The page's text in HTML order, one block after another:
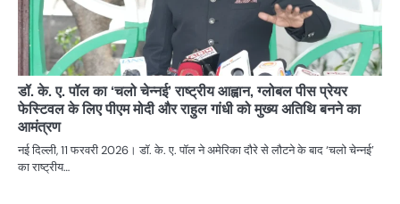
डॉ. के. ए. पॉल का ‘चलो चेन्नई’ राष्ट्रीय आह्वान, ग्लोबल पीस प्रेयर
फेस्टिवल के लिए पीएम मोदी और राहुल गांधी को मुख्य अतिथि बनने का
आमंत्रण
नई दिल्ली, 11 फरवरी 2026। डॉ. के. ए. पॉल ने अमेरिका दौरे से लौटने के बाद ‘चलो चेन्नई’
का राष्ट्रीय…